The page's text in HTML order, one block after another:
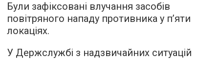
Були зафіксовані влучання засобів
повітряного нападу противника у п’яти
локаціях.
У Держслужбі з надзвичайних ситуацій